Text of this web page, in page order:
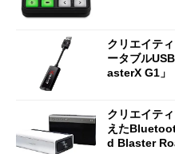
クリエイテ
ータブル
asterX G1」
クリエイテ
えた
d Blaster